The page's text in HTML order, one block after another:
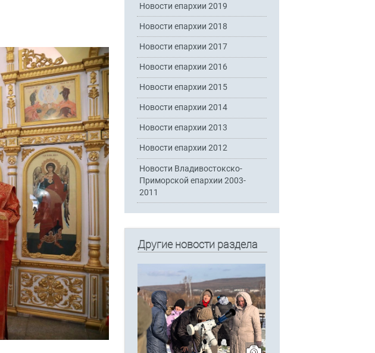
Новости епархии 2019
Новости епархии 2018
Новости епархии 2017
Новости епархии 2016
Новости епархии 2015
Новости епархии 2014
Новости епархии 2013
Новости епархии 2012
Новости Владивостокско-
Приморской епархии 2003-
2011
Другие новости раздела